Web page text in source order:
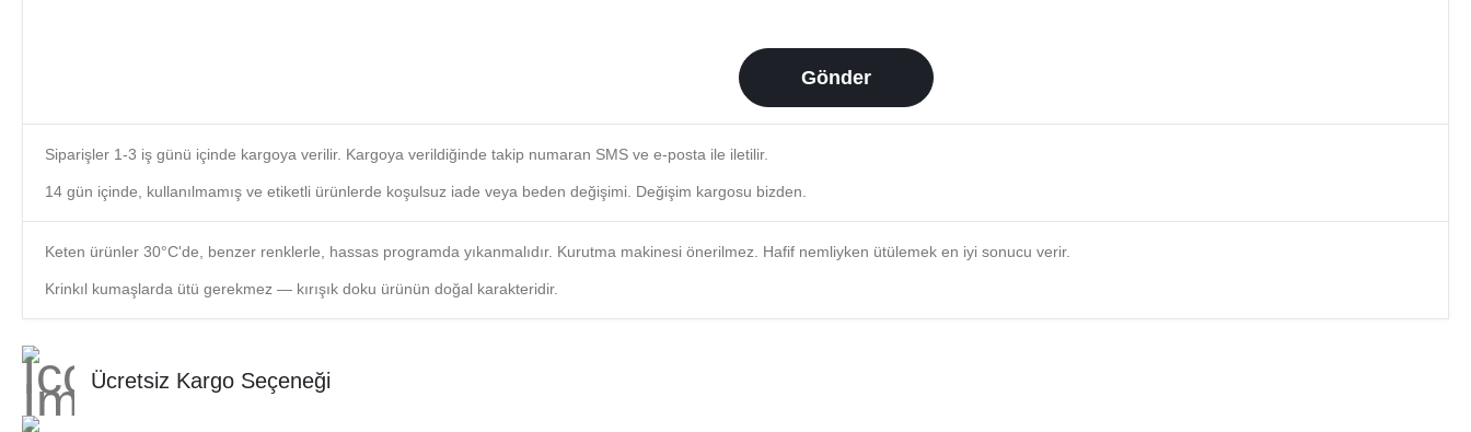
Siparişler 1-3 iş günü içinde kargoya verilir. Kargoya verildiğinde takip numaran SMS ve e-posta ile iletilir.
14 gün içinde, kullanılmamış ve etiketli ürünlerde koşulsuz iade veya beden değişimi. Değişim kargosu bizden.
Keten ürünler 30°C'de, benzer renklerle, hassas programda yıkanmalıdır. Kurutma makinesi önerilmez. Hafif nemliyken ütülemek en iyi sonucu verir.
Krinkıl kumaşlarda ütü gerekmez — kırışık doku ürünün doğal karakteridir.
Ücretsiz Kargo Seçeneği